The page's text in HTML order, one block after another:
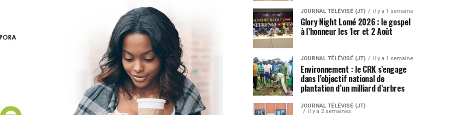
JOURNAL TÉLÉVISÉ (JT) il y a 1 semaine
Glory Night Lomé 2026 : le gospel
à l’honneur les 1er et 2 Août
JOURNAL TÉLÉVISÉ (JT) il y a 1 semaine
Environnement : le CRK s’engage
dans l’objectif national de
plantation d’un milliard d’arbres
JOURNAL TÉLÉVISÉ (JT)
il y a 2 semaines